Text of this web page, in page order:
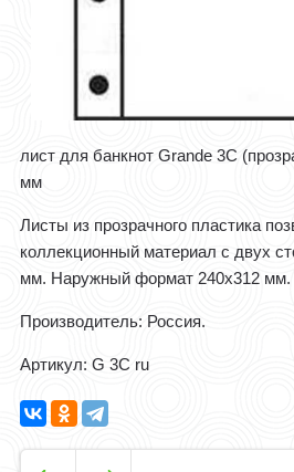
лист для банкнот Grande 3C
мм
Листы из прозрачного пластика
коллекционный материал с двух
мм. Наружный формат 240x312 мм.
Производитель: Россия.
Артикул: G 3C ru